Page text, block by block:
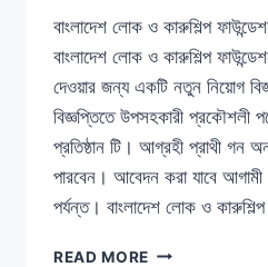
বাংলাদেশ লোক ও কারুশিল্প
বাংলাদেশ লোক ও কারুশিল্প
দেওয়ার জন্য একটি নতুন নিয়োগ
বিজ্ঞপ্তিতে উপসহকারী প্রকৌশলী
প্রতিষ্ঠান টি। আগ্রহী প্রাথী গন
পারবেন। আবেদন করা যাবে
পর্যন্ত। বাংলাদেশ লোক ও
READ MORE বাংলাদেশ